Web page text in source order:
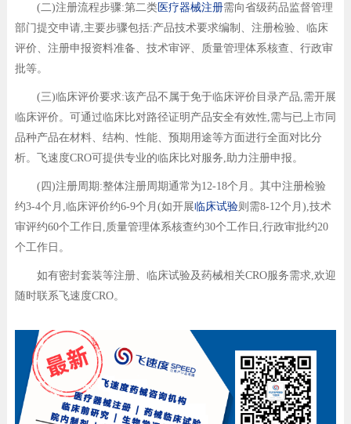
(二)注册流程步骤:第二类医疗器械注册需向省级药品监督管理
部门提交申请,主要步骤包括:产品技术要求编制、注册检验、临床
评价、注册申报资料准备、技术审评、质量管理体系核查、行政审
批等。
(三)临床评价要求:该产品不属于免于临床评价目录产品,需开展
临床评价。可通过临床比对路径证明产品安全有效性,需与已上市同
品种产品在材料、结构、性能、预期用途等方面进行全面对比分
析。飞速度CRO可提供专业的临床比对服务,助力注册申报。
(四)注册周期:整体注册周期通常为12-18个月。其中注册检验
约3-4个月,临床评价约6-9个月(如开展临床试验则需8-12个月),技术
审评约60个工作日,质量管理体系核查约30个工作日,行政审批约20
个工作日。
如有密封套装等注册、临床试验及药械相关CRO服务需求,欢迎
随时联系飞速度CRO。